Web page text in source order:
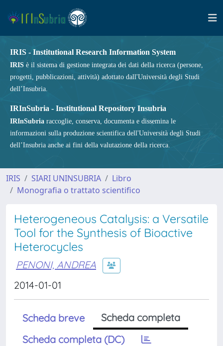
IRIS - Institutional Research Information System
IRIS è il sistema di gestione integrata dei dati della ricerca (persone,
progetti, pubblicazioni, attività) adottato dall'Università degli Studi
dell’Insubria.
IRInSubria - Institutional Repository Insubria
IRInSubria raccoglie, conserva, documenta e dissemina le
informazioni sulla produzione scientifica dell'Università degli Studi
dell’Insubria anche ai fini della valutazione della ricerca.
IRIS SIARI UNINSUBRIA
Libro
Monografia o trattato scientifico
Heterogeneous Catalysis: a Versatile
Tool for the Synthesis of Bioactive
Heterocycles
PENONI, ANDREA
2014-01-01
Scheda breve
Scheda completa
Scheda completa (DC)